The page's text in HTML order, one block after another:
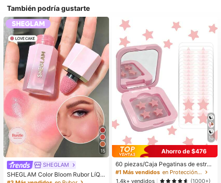
También podría gustarte
15
SHEGLAM
SHEGLAM Color Bloom Rubor LíQui
do Acabado Mate-Love Cake Color
10
Ahorro de $476
60 piezas/Caja Pegatinas de estrell
a lindas - Pegatinas faciales, sin al
cohol, sin fragancia, suaves en la pi
#1 Más vendidos
en Protección de la piel
1.4k+ vendidos
(1000+)